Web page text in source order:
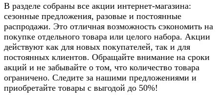
В разделе собраны все акции интернет-магазина:
сезонные предложения, разовые и постоянные
распродажи. Это отличная возможность сэкономить на
покупке отдельного товара или целого набора. Акции
действуют как для новых покупателей, так и для
постоянных клиентов. Обращайте внимание на сроки
акций и не забывайте о том, что количество товара
ограничено. Следите за нашими предложениями и
приобретайте товары с выгодой до 50%!